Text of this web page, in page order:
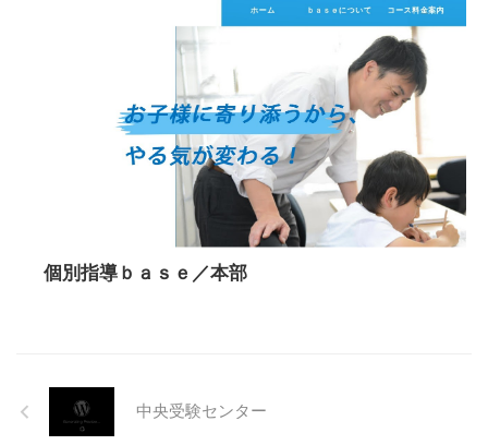
個別指導ｂａｓｅ／本部
中央受験センター